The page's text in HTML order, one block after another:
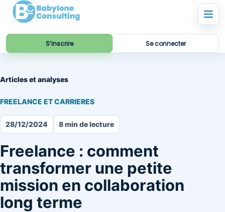
S’inscrire Se connecter
Articles et analyses
FREELANCE ET CARRIERES
28/12/2024 8 min de lecture
Freelance : comment
transformer une petite
mission en collaboration
long terme